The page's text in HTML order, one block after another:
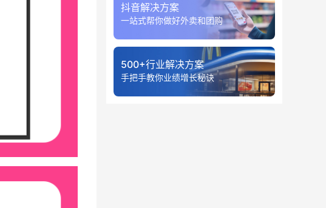
抖音解决方案
一站式帮你做好外卖和团购
500+行业解决方案
手把手教你业绩增长秘诀